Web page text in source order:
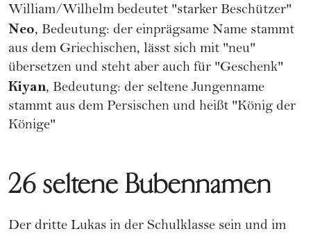
William/Wilhelm bedeutet "starker Beschützer"
Neo, Bedeutung: der einprägsame Name stammt
aus dem Griechischen, lässt sich mit "neu"
übersetzen und steht aber auch für "Geschenk"
Kiyan, Bedeutung: der seltene Jungenname
stammt aus dem Persischen und heißt "König der
Könige"
26 seltene Bubennamen
Der dritte Lukas in der Schulklasse sein und im